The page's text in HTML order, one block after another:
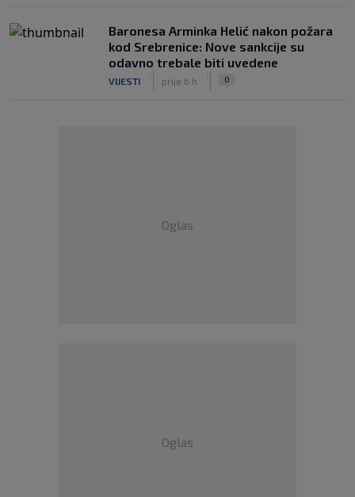
Baronesa Arminka Helić nakon požara
kod Srebrenice: Nove sankcije su
odavno trebale biti uvedene
VIJESTI prije 6 h 0
Oglas
Oglas